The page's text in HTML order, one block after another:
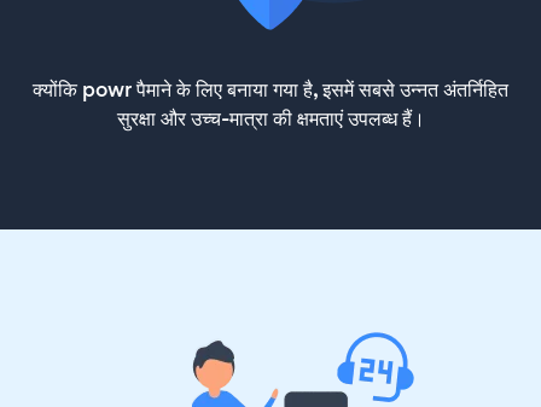
क्योंकि powr पैमाने के लिए बनाया गया है, इसमें सबसे उन्नत अंतर्निहित
सुरक्षा और उच्च-मात्रा की क्षमताएं उपलब्ध हैं।